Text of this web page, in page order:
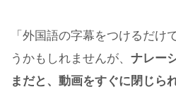
「外国語の字幕をつけるだけ
うかもしれませんが、 ナレー
まだと、動画をすぐに閉じら